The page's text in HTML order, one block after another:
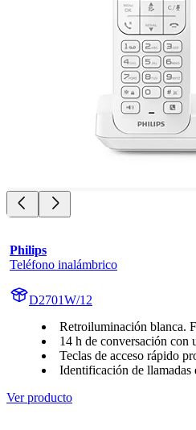
Philips
Teléfono inalámbrico
D2701W/12
Retroiluminación blanca.
14 h de conversación con
Teclas de acceso rápido
Identificación de llamadas
Ver producto